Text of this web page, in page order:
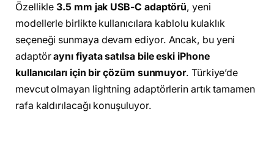
Özellikle3.5 mm jak USB-C adaptörü, yeni
modellerle birlikte kullanıcılara kablolu kulaklık
seçeneği sunmaya devam ediyor. Ancak, bu yeni
adaptöraynı fiyata satılsa bile eski iPhone
kullanıcıları için bir çözüm sunmuyor. Türkiye’de
mevcut olmayan lightning adaptörlerin artık tamamen
rafa kaldırılacağı konuşuluyor.